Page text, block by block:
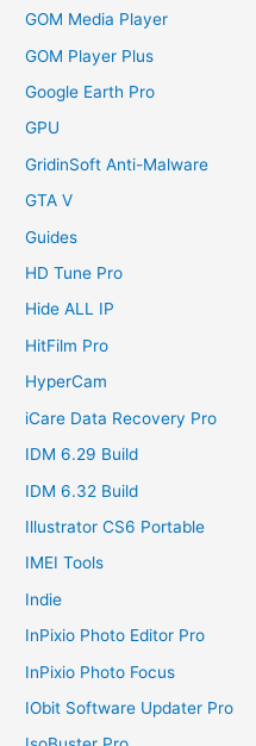
GOM Media Player
GOM Player Plus
Google Earth Pro
GPU
GridinSoft Anti-Malware
GTA V
Guides
HD Tune Pro
Hide ALL IP
HitFilm Pro
HyperCam
iCare Data Recovery Pro
IDM 6.29 Build
IDM 6.32 Build
Illustrator CS6 Portable
IMEI Tools
Indie
InPixio Photo Editor Pro
InPixio Photo Focus
IObit Software Updater Pro